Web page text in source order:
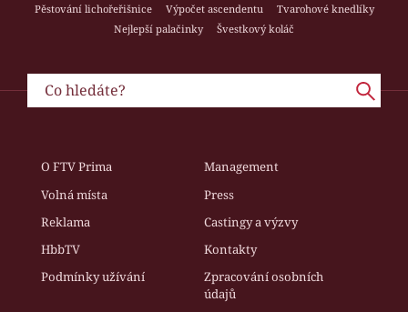
Pěstování lichořeřišnice
Výpočet ascendentu
Tvarohové knedlíky
Nejlepší palačinky
Švestkový koláč
O FTV Prima
Management
Volná místa
Press
Reklama
Castingy a výzvy
HbbTV
Kontakty
Podmínky užívání
Zpracování osobních
údajů